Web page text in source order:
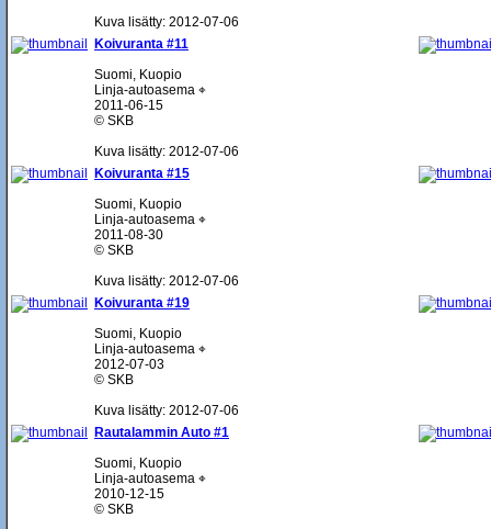
Kuva lisätty: 2012-07-06
Koivuranta #11
Suomi, Kuopio
Linja-autoasema ⌖
2011-06-15
© SKB
Kuva lisätty: 2012-07-06
Koivuranta #15
Suomi, Kuopio
Linja-autoasema ⌖
2011-08-30
© SKB
Kuva lisätty: 2012-07-06
Koivuranta #19
Suomi, Kuopio
Linja-autoasema ⌖
2012-07-03
© SKB
Kuva lisätty: 2012-07-06
Rautalammin Auto #1
Suomi, Kuopio
Linja-autoasema ⌖
2010-12-15
© SKB